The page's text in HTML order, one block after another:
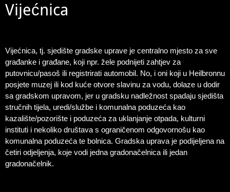
Vijećnica
Vijećnica, tj. sjedište gradske uprave je centralno mjesto za sve
građanke i građane, koji npr. žele podnijeti zahtjev za
putovnicu/pasoš ili registrirati automobil. No, i oni koji u Heilbronnu
posjete muzej ili kod kuće otvore slavinu za vodu, dolaze u dodir
sa gradskom upravom, jer u gradsku nadležnost spadaju sjedišta
stručnih tijela, uredi/službe i komunalna poduzeća kao
kazalište/pozorište i poduzeća za uklanjanje otpada, kulturni
instituti i nekoliko društava s ograničenom odgovornošu kao
komunalna poduzeća te bolnica. Gradska uprava je podijeljena na
četiri odjeljenja, koje vodi jedna gradonačelnica ili jedan
gradonačelnik.